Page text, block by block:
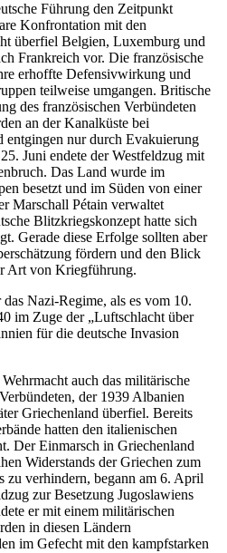
Führung den Zeitpunkt
Konfrontation mit den
überfiel Belgien, Luxemburg und
Frankreich vor. Die französische
erhoffte Defensivwirkung und
teilweise umgangen. Britische
des französischen Verbündeten
an der Kanalküste bei
entgingen nur durch Evakuierung
Juni endete der Westfeldzug mit
Das Land wurde im
besetzt und im Süden von einer
Marschall Pétain verwaltet
Blitzkriegskonzept hatte sich
Gerade diese Erfolge sollten aber
fördern und den Blick
Art von Kriegführung.
Nazi-Regime, als es vom 10.
im Zuge der „Luftschlacht über
für die deutsche Invasion
auch das militärische
der 1939 Albanien
Griechenland überfiel. Bereits
hatten den italienischen
Der Einmarsch in Griechenland
Widerstands der Griechen zum
zu verhindern, begann am 6. April
zur Besetzung Jugoslawiens
er mit einem militärischen
in diesen Ländern
im Gefecht mit den kampfstarken